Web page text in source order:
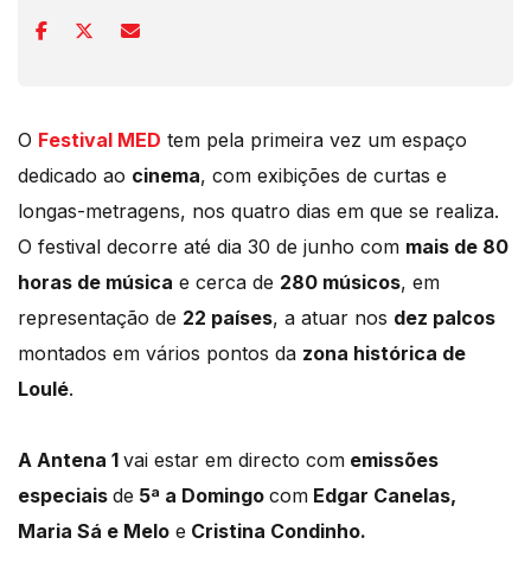
O Festival MED tem pela primeira vez um espaço
dedicado ao cinema, com exibições de curtas e
longas-metragens, nos quatro dias em que se realiza.
O festival decorre até dia 30 de junho com mais de 80
horas de música e cerca de 280 músicos, em
representação de 22 países, a atuar nos dez palcos
montados em vários pontos da zona histórica de
Loulé.
A Antena 1 vai estar em directo com emissões
especiais de 5ª a Domingo com Edgar Canelas,
Maria Sá e Melo e Cristina Condinho.